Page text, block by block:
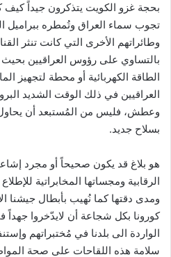
تجوب سماء العراق وتُمطره ببراميل
وطائراتهم الأخرى التي كانت تنثر
بالتساوي على رؤوس العراقيين
الطاقة الكهربائية أو محطة لتجهيز
العراقيين في ذلك الوقت الشديد
وعطش، فليس من المُستبعد أن يحاول
بسلاح جديد.
هو بلاغ قد يكون صحيحاً أو مجرد
الرقابية ومجساتها المخابراتية
ومدى دقتها كما نُهيب بأبطال جيشنا
كورونا بكل شجاعة أن لايدّخروا
الواردة الى بلدنا في مُختبراتهم
سلامة هذه اللقاحات على صحة